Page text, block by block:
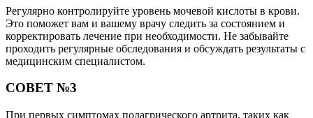
Регулярно контролируйте уровень мочевой кислоты в крови.
Это поможет вам и вашему врачу следить за состоянием и
корректировать лечение при необходимости. Не забывайте
проходить регулярные обследования и обсуждать результаты с
медицинским специалистом.
СОВЕТ №3
При первых симптомах подагрического артрита, таких как